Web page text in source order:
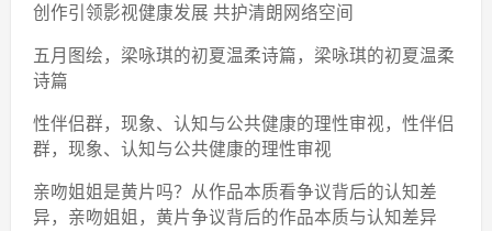
创作引领影视健康发展 共护清朗网络空间
五月图绘，梁咏琪的初夏温柔诗篇，梁咏琪的初夏温柔
诗篇
性伴侣群，现象、认知与公共健康的理性审视，性伴侣
群，现象、认知与公共健康的理性审视
亲吻姐姐是黄片吗？从作品本质看争议背后的认知差
异，亲吻姐姐，黄片争议背后的作品本质与认知差异